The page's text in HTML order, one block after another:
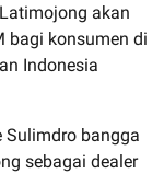
akan
bagi konsumen di
Indonesia
Sulimdro bangga
sebagai dealer